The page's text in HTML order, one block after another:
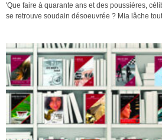
'Que faire à quarante ans et des poussières,
se retrouve soudain désoeuvrée ? Mia lâche